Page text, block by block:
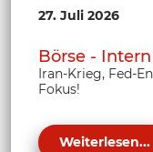
27. Juli 2026
Börse - Intern
Iran-Krieg, Fed-
Fokus!
Weiterlesen...